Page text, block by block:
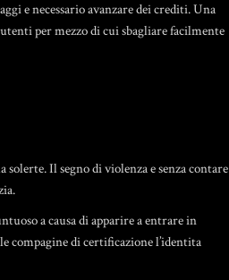
e necessario avanzare dei crediti. Una
per mezzo di cui sbagliare facilmente
Il segno di violenza e senza contare
a causa di apparire a entrare in
compagine di certificazione l’identita